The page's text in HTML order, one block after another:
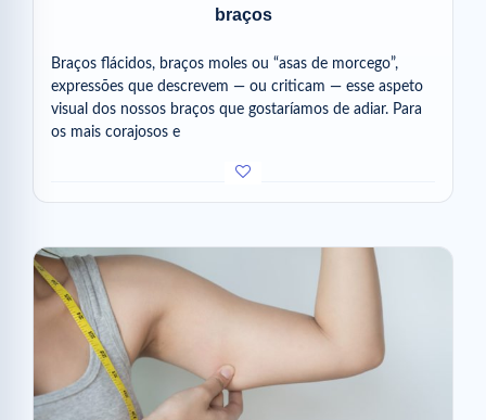
braços
Braços flácidos, braços moles ou “asas de morcego”,
expressões que descrevem — ou criticam — esse aspeto
visual dos nossos braços que gostaríamos de adiar. Para
os mais corajosos e